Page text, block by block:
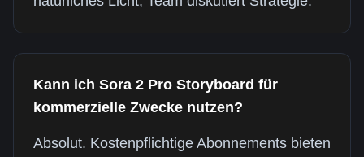
Kann ich Sora 2 Pro Storyboard für
kommerzielle Zwecke nutzen?
Absolut. Kostenpflichtige Abonnements bieten